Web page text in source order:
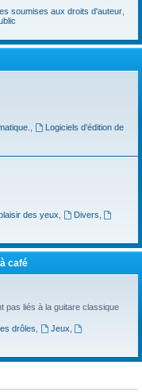
soumises aux droits d'auteur,
Logiciels d'édition de
des yeux Divers
café
pas liés à la guitare classique
drôles Jeux